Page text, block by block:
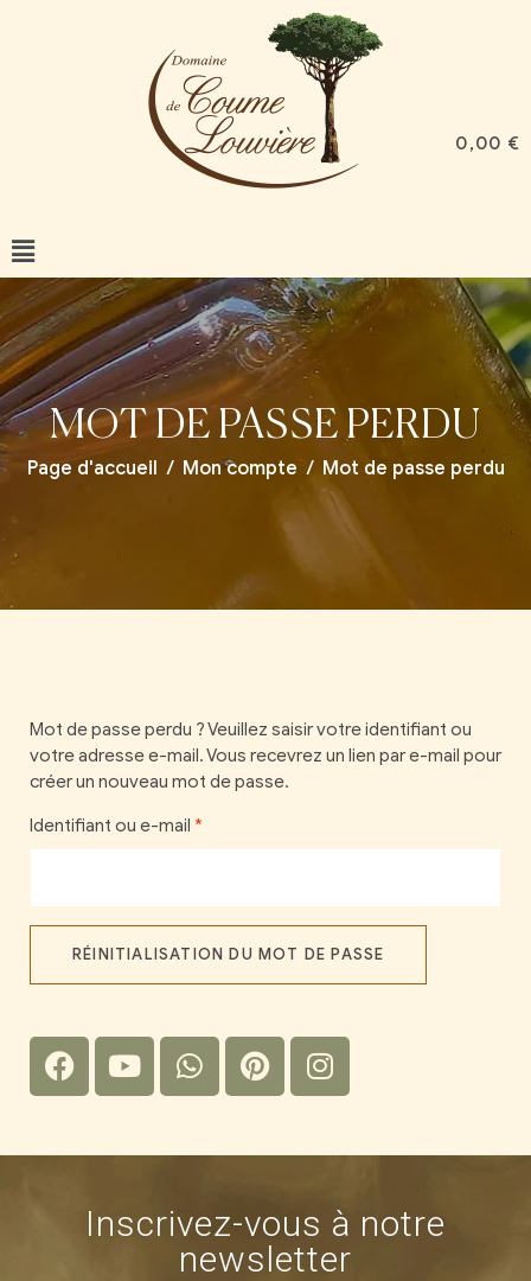
0,00 €
MOT DE PASSE PERDU
Page d'accueil / Mon compte / Mot de passe perdu
Mot de passe perdu ? Veuillez saisir votre identifiant ou
votre adresse e-mail. Vous recevrez un lien par e-mail pour
créer un nouveau mot de passe.
Identifiant ou e-mail *
RÉINITIALISATION DU MOT DE PASSE
Inscrivez-vous à notre
newsletter